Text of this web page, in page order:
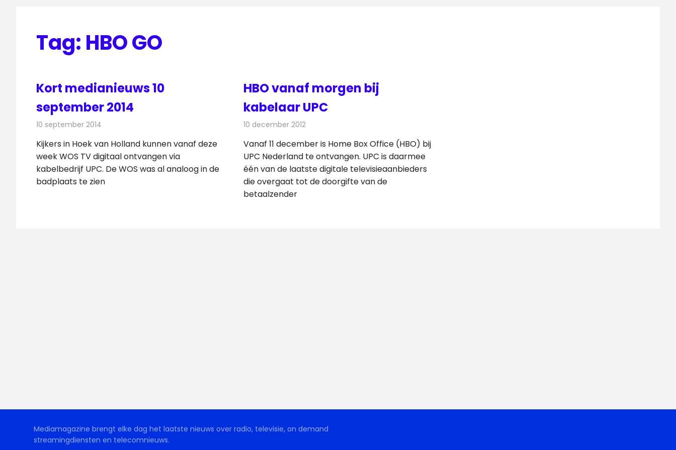
Tag: HBO GO
Kort medianieuws 10
september 2014
10 september 2014
Kijkers in Hoek van Holland kunnen vanaf deze
week WOS TV digitaal ontvangen via
kabelbedrijf UPC. De WOS was al analoog in de
badplaats te zien
HBO vanaf morgen bij
kabelaar UPC
10 december 2012
Vanaf 11 december is Home Box Office (HBO) bij
UPC Nederland te ontvangen. UPC is daarmee
één van de laatste digitale televisieaanbieders
die overgaat tot de doorgifte van de
betaalzender
Mediamagazine brengt elke dag het laatste nieuws over radio, televisie, on demand
streamingdiensten en telecomnieuws.